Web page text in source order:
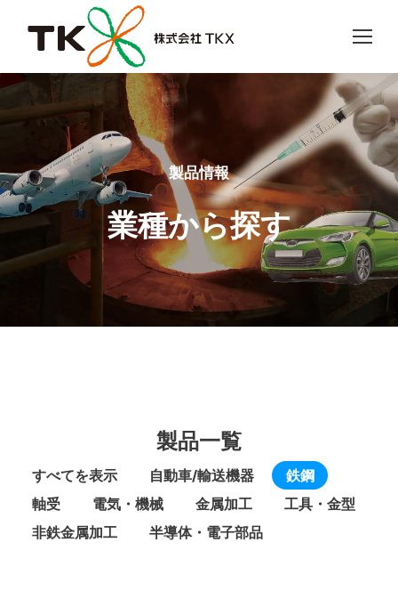
製品情報
業種から探す
製品一覧
すべてを表示 自動車/輸送機器
鉄鋼
軸受
電気・機械 金属加工
工具・金型
非鉄金属加工
半導体・電子部品